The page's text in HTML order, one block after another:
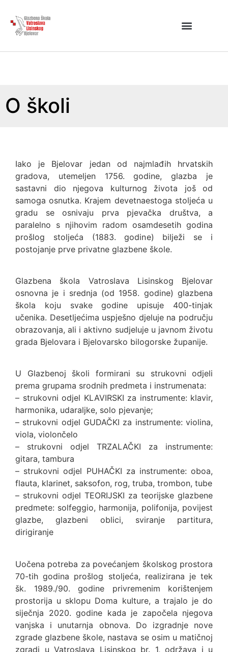
O školi
Iako je Bjelovar jedan od najmlađih hrvatskih
gradova, utemeljen 1756. godine, glazba je
sastavni dio njegova kulturnog života još od
samoga osnutka. Krajem devetnaestoga stoljeća u
gradu se osnivaju prva pjevačka društva, a
paralelno s njihovim radom osamdesetih godina
prošlog stoljeća (1883. godine) bilježi se i
postojanje prve privatne glazbene škole.
Glazbena škola Vatroslava Lisinskog Bjelovar
osnovna je i srednja (od 1958. godine) glazbena
škola koju svake godine upisuje 400-tinjak
učenika. Desetljećima uspješno djeluje na području
obrazovanja, ali i aktivno sudjeluje u javnom životu
grada Bjelovara i Bjelovarsko bilogorske županije.
U Glazbenoj školi formirani su strukovni odjeli
prema grupama srodnih predmeta i instrumenata:
– strukovni odjel KLAVIRSKI za instrumente: klavir,
harmonika, udaraljke, solo pjevanje;
– strukovni odjel GUDAČKI za instrumente: violina,
viola, violončelo
– strukovni odjel TRZALAČKI za instrumente:
gitara, tambura
– strukovni odjel PUHAČKI za instrumente: oboa,
flauta, klarinet, saksofon, rog, truba, trombon, tube
– strukovni odjel TEORIJSKI za teorijske glazbene
predmete: solfeggio, harmonija, polifonija, povijest
glazbe, glazbeni oblici, sviranje partitura,
dirigiranje
Uočena potreba za povećanjem školskog prostora
70-tih godina prošlog stoljeća, realizirana je tek
šk. 1989./90. godine privremenim korištenjem
prostorija u sklopu Doma kulture, a trajalo je do
siječnja 2020. godine kada je započela njegova
vanjska i unutarnja obnova. Do izgradnje nove
zgrade glazbene škole, nastava se osim u matičnoj
zgradi u Vatroslava Lisinskog br. 1, održava i u